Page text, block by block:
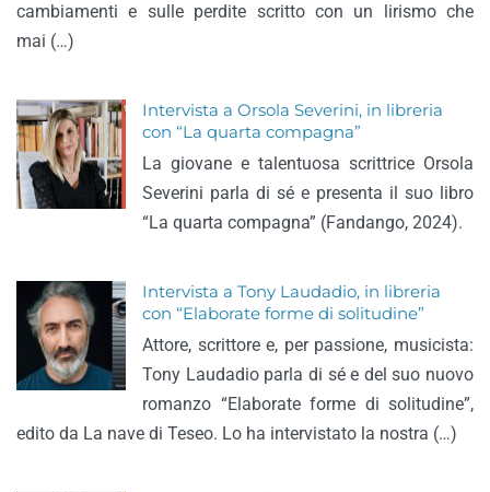
cambiamenti e sulle perdite scritto con un lirismo che
mai (…)
Intervista a Orsola Severini, in libreria
con “La quarta compagna”
La giovane e talentuosa scrittrice Orsola
Severini parla di sé e presenta il suo libro
“La quarta compagna” (Fandango, 2024).
Intervista a Tony Laudadio, in libreria
con “Elaborate forme di solitudine”
Attore, scrittore e, per passione, musicista:
Tony Laudadio parla di sé e del suo nuovo
romanzo “Elaborate forme di solitudine”,
edito da La nave di Teseo. Lo ha intervistato la nostra (…)